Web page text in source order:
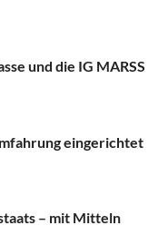
und die IG MARSS
eingerichtet
– mit Mitteln